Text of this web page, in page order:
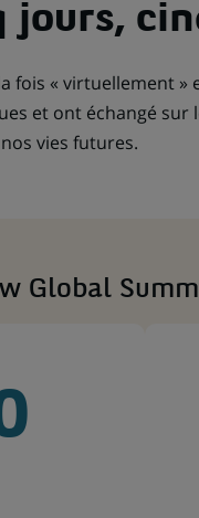
jours,
fois « virtuellement
et ont échangé
vies futures.
Global